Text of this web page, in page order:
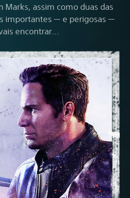
Marks, assim como duas das
importantes — e perigosas —
encontrar...